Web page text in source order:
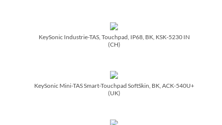
KeySonic Industrie-TAS, Touchpad, IP68, BK, KSK-5230 IN
(CH)
KeySonic Mini-TAS Smart-Touchpad SoftSkin, BK, ACK-540U+
(UK)